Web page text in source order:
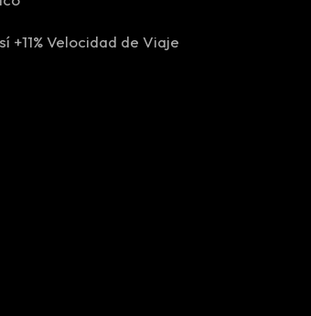
Velocidad de Viaje